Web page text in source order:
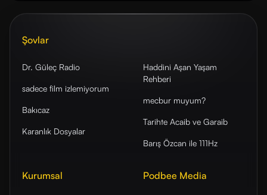
Şovlar
Dr. Güleç Radio
sadece film izlemiyorum
Bakıcaz
Karanlık Dosyalar
Haddini Aşan Yaşam
Rehberi
mecbur muyum?
Tarihte Acaib ve Garaib
Barış Özcan ile 111Hz
Kurumsal Podbee Media